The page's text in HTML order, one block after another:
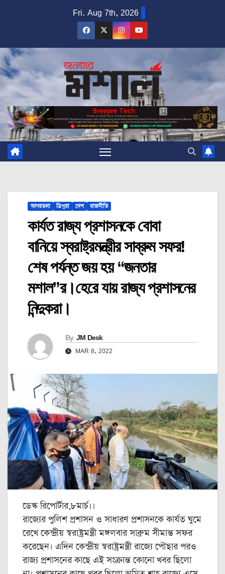
Fri. Aug 7th, 2026
আগরতলা ত্রিপুরা দেশ রাজনীতি
কার্যত রাজ্য প্রশাসনকে বোবা
বানিয়ে স্বরাষ্ট্রমন্ত্রীর সাব্রুম সফর!
শেষ পর্যন্ত জয় হয় “জনতার
মশাল”র।হেরে যায় রাজ্য প্রশাসনের
নিন্দুকরা।
By JM Desk
MAR 8, 2022
ডেস্ক রিপোর্টার,৮মার্চ।।
রাজ্যের পুলিশ প্রশাসন ও সাধারণ প্রশাসনকে কার্যত ঘুমে
রেখে কেন্দ্রীয় স্বরাষ্ট্রমন্ত্রী মঙ্গলবার সাব্রুম সীমান্ত সফর
করেছেন। এদিন কেন্দ্রীয় স্বরাষ্ট্রমন্ত্রী রাজ্যে পৌছার পরও
রাজ্য প্রশাসনের কাছে এই সংক্রান্ত কোনো খবর ছিলো